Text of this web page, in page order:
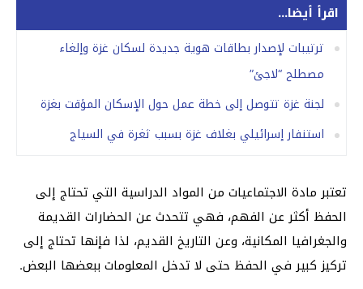
اقرأ أيضا...
ترتيبات لإصدار بطاقات هوية جديدة لسكان غزة وإلغاء
مصطلح “لاجئ”
لجنة غزة تتوصل إلى خطة عمل حول الإسكان المؤقت بغزة
استنفار إسرائيلي بغلاف غزة بسبب ثغرة في السياج
تعتبر مادة الاجتماعيات من المواد الدراسية التي تحتاج إلى
الحفظ أكثر عن الفهم، فهي تتحدث عن الحضارات القديمة
والجغرافيا المكانية، وعن التاريخ القديم، لذا فإنها تحتاج إلى
تركيز كبير في الحفظ حتى لا تدخل المعلومات ببعضها البعض.